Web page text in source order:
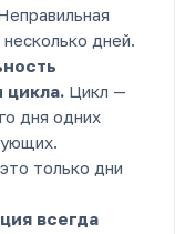
дней.
цикла. Цикл —
дня одних
только дни
всегда